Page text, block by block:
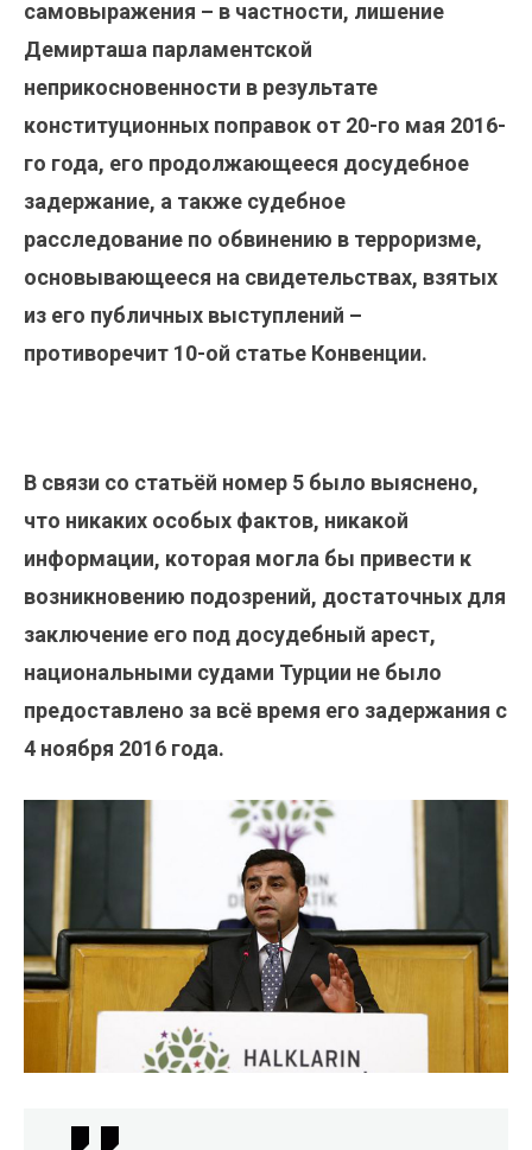
самовыражения – в частности, лишение
Демирташа парламентской
неприкосновенности в результате
конституционных поправок от 20-го мая 2016-
го года, его продолжающееся досудебное
задержание, а также судебное
расследование по обвинению в терроризме,
основывающееся на свидетельствах, взятых
из его публичных выступлений –
противоречит 10-ой статье Конвенции.
В связи со статьёй номер 5 было выяснено,
что никаких особых фактов, никакой
информации, которая могла бы привести к
возникновению подозрений, достаточных для
заключение его под досудебный арест,
национальными судами Турции не было
предоставлено за всё время его задержания с
4 ноября 2016 года.